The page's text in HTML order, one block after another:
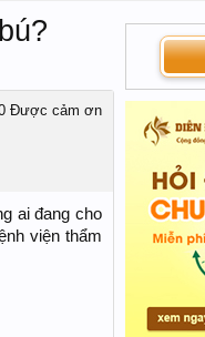
Được cảm ơn
ai đang cho
viện thẩm